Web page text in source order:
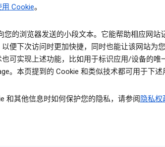
Cookie。
您的浏览器发送的小段文本。它能帮助相应网站
便下次访问时更加快捷，同时也能让该网站为
可实现上述功能，比如用于标识应用/设备的唯
。本页提到的 Cookie 和类似技术都可用于下述
和其他信息时如何保护您的隐私，请参阅 隐私权